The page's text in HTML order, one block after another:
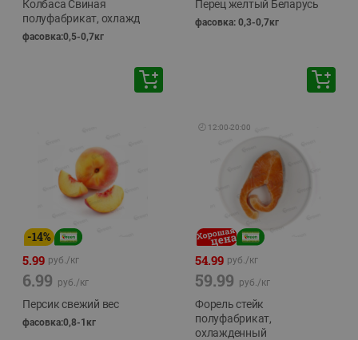
Колбаса Свиная
полуфабрикат, охлажд
фасовка:0,5-0,7кг
Перец желтый Беларусь
фасовка: 0,3-0,7кг
-14%
5.99 руб./кг
6.99 руб./кг
Персик свежий вес
фасовка:0,8-1кг
🕘 12:00-20:00
54.99 руб./кг
59.99 руб./кг
Форель стейк
полуфабрикат,
охлажденный